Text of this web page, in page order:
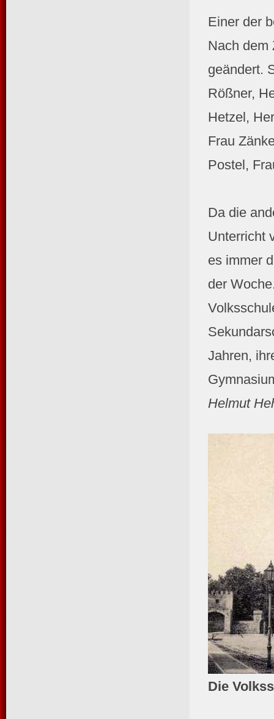
Einer der
Nach dem
geändert.
Rößner,
Hetzel,
Frau
Postel,
Da die
Unterricht
es immer
der
Jahren,
Helmut
Die